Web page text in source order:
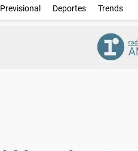
Previsional Deportes Trends